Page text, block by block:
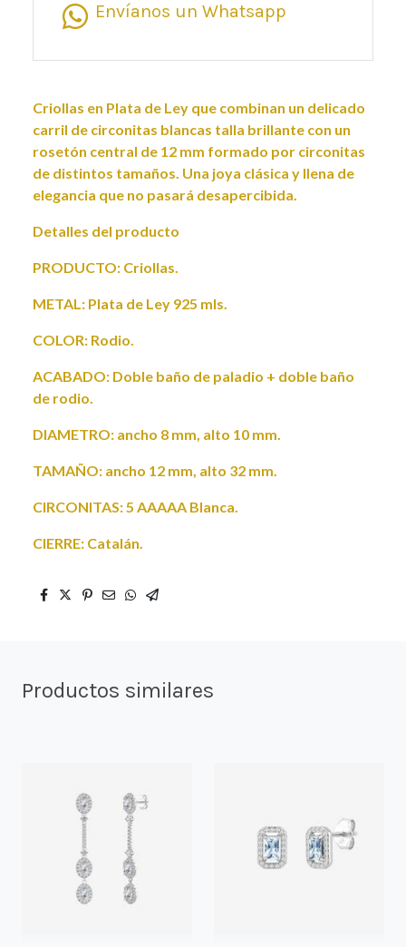
Envíanos un Whatsapp
Criollas en Plata de Ley que combinan un delicado
carril de circonitas blancas talla brillante con un
rosetón central de 12 mm formado por circonitas
de distintos tamaños. Una joya clásica y llena de
elegancia que no pasará desapercibida.
Detalles del producto
PRODUCTO: Criollas.
METAL: Plata de Ley 925 mls.
COLOR: Rodio.
ACABADO: Doble baño de paladio + doble baño
de rodio.
DIAMETRO: ancho 8 mm, alto 10 mm.
TAMAÑO: ancho 12 mm, alto 32 mm.
CIRCONITAS: 5 AAAAA Blanca.
CIERRE: Catalán.
Productos similares